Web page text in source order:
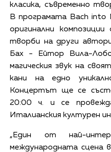
класика, съвременно
В програмата Bach into
оригинални
творби на други
Бах - Ейтор Вила-
магическия звук на
кани на едно
Концертът ще се
20:00 ч. и се
Италианския културен
„Един от най-
международната сцена